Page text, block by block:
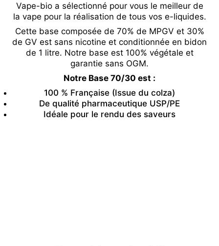
Vape-bio a sélectionné pour vous le meilleur de
la vape pour la réalisation de tous vos e-liquides.
Cette base composée de 70% de MPGV et 30%
de GV est sans nicotine et conditionnée en bidon
de 1 litre. Notre base est 100% végétale et
garantie sans OGM.
Notre Base 70/30 est :
100 % Française (Issue du colza)
De qualité pharmaceutique USP/PE
Idéale pour le rendu des saveurs